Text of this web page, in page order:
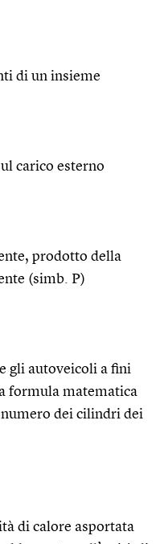
di un insieme
carico esterno
prodotto della
(simb. P)
gli autoveicoli a fini
formula matematica
dei cilindri dei
di calore asportata